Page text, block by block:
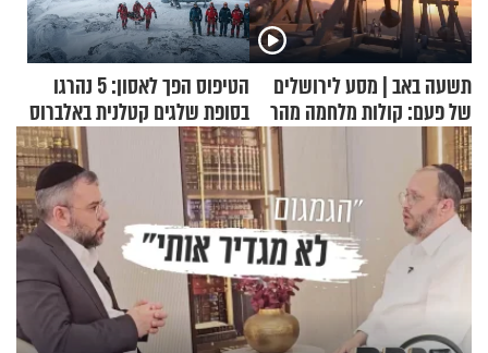
תשעה באב | מסע לירושלים
של פעם: קולות מלחמה מהר
הזיתים
הטיפוס הפך לאסון: 5 נהרגו
בסופת שלגים קטלנית באלברוס